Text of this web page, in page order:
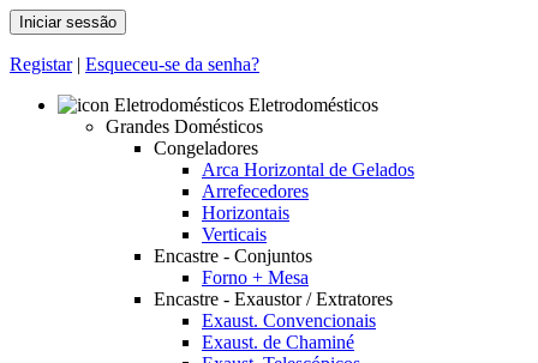
Registar| Esqueceu-se da senha?
Eletrodomésticos
Grandes Domésticos
Congeladores
Arca Horizontal de Gelados
Arrefecedores
Horizontais
Verticais
Encastre - Conjuntos
Forno + Mesa
Encastre - Exaustor / Extratores
Exaust. Convencionais
Exaust. de Chaminé